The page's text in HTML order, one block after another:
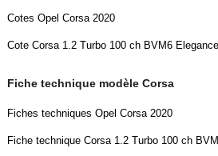
Cotes Opel Corsa 2020
Cote Corsa 1.2 Turbo 100 ch BVM6 Elegance
Fiche technique modèle Corsa
Fiches techniques Opel Corsa 2020
Fiche technique Corsa 1.2 Turbo 100 ch